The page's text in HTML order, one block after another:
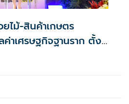
ไม้-สินค้าเกษตร
าเศรษฐกิจฐานราก ตั้ง